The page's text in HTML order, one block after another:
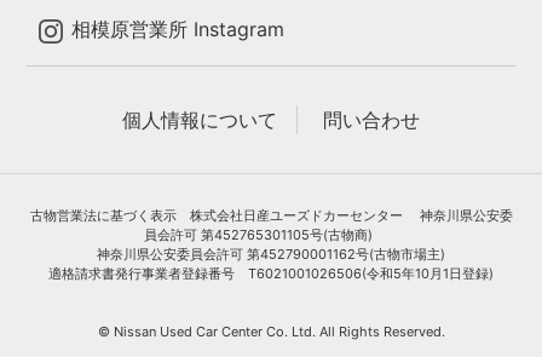
相模原営業所 Instagram
個人情報について 問い合わせ
古物営業法に基づく表示 株式会社日産ユーズドカーセンター 神奈川県公安委
員会許可 第452765301105号(古物商)
神奈川県公安委員会許可 第452790001162号(古物市場主)
適格請求書発行事業者登録番号 T6021001026506(令和5年10月1日登録)
© Nissan Used Car Center Co. Ltd. All Rights Reserved.